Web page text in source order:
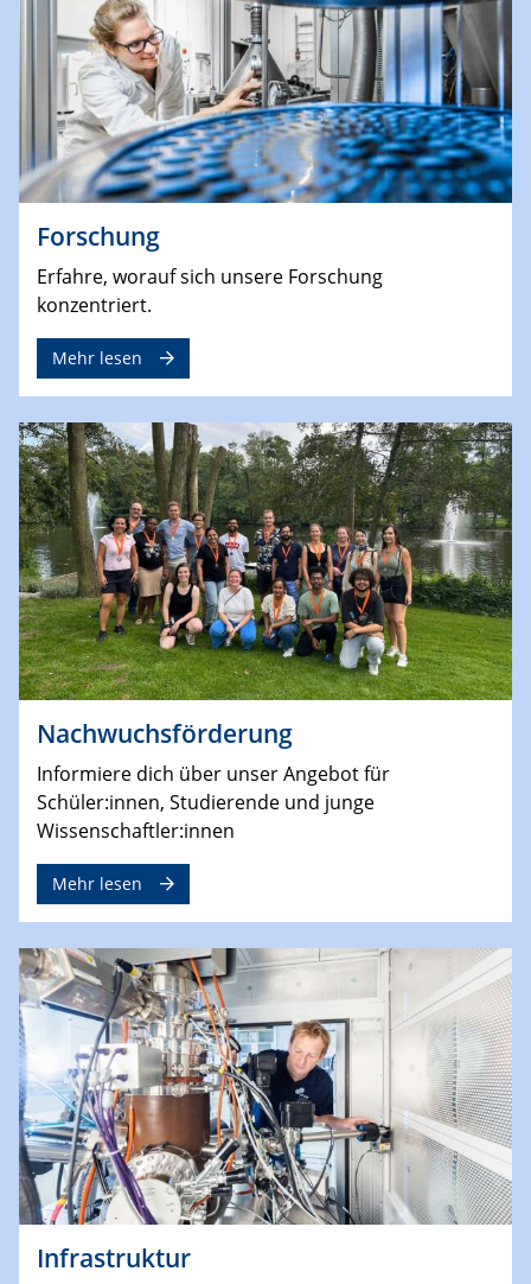
Forschung
Erfahre, worauf sich unsere Forschung
konzentriert.
Mehr lesen
Nachwuchsförderung
Informiere dich über unser Angebot für
Schüler:innen, Studierende und junge
Wissenschaftler:innen
Mehr lesen
Infrastruktur